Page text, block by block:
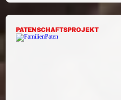
PATENSCHAFTSPROJEKT